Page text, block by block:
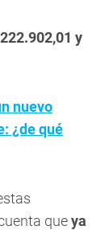
y
nuevo
¿de qué
queya